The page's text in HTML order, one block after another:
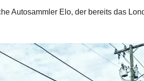
Autosammler Elo, der bereits das